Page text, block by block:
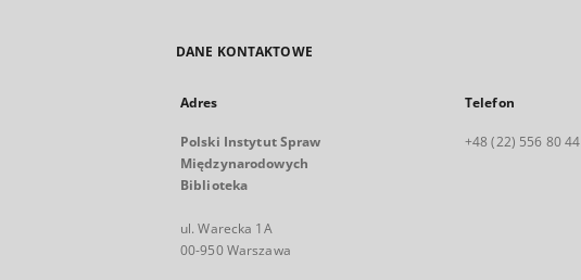
DANE KONTAKTOWE
Adres
Polski Instytut Spraw
Międzynarodowych
Biblioteka
ul. Warecka 1A
00-950 Warszawa
Telefon
+48 (22) 556 80 44